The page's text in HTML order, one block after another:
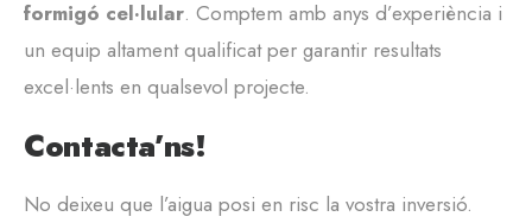
formigó cel·lular. Comptem amb anys d’experiència i
un equip altament qualificat per garantir resultats
excel·lents en qualsevol projecte.
Contacta’ns!
No deixeu que l’aigua posi en risc la vostra inversió.